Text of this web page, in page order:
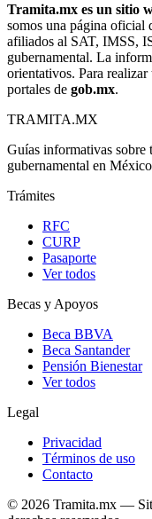
Tramita.mx es un sitio
somos una página oficial
afiliados al SAT, IMSS,
gubernamental. La
orientativos. Para
portales de gob.mx.
TRAMITA.MX
Guías informativas sobre
gubernamental en
Trámites
RFC
CURP
Pasaporte
Ver todos
Becas y Apoyos
Beca BBVA
Beca Santander
Pensión Bienestar
Ver todos
Legal
Privacidad
Términos de uso
Contacto
© 2026 Tramita.mx —